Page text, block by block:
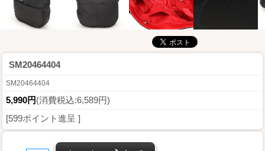
SM20464404
SM20464404
5,990円(消費税込:6,589円)
[599ポイント進呈 ]